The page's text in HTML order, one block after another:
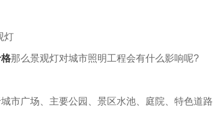
那么景观灯对城市照明工程会有什么影响呢?
市广场、主要公园、景区水池、庭院、特色道路